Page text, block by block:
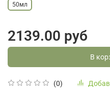
(0)
50мл
2139.00 руб
В